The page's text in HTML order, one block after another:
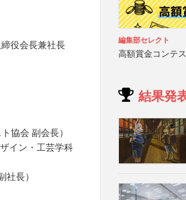
役会長兼社長
協会 副会長）
イン・工芸学科
長）
編集部セレクト
高額賞金コンテ
結果発